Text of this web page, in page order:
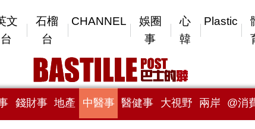
文
台
石榴
台
CHANNEL
娛圈
事
心
韓
Plastic
錢財事 地產 中醫事 醫健事 大視野 兩岸 @消